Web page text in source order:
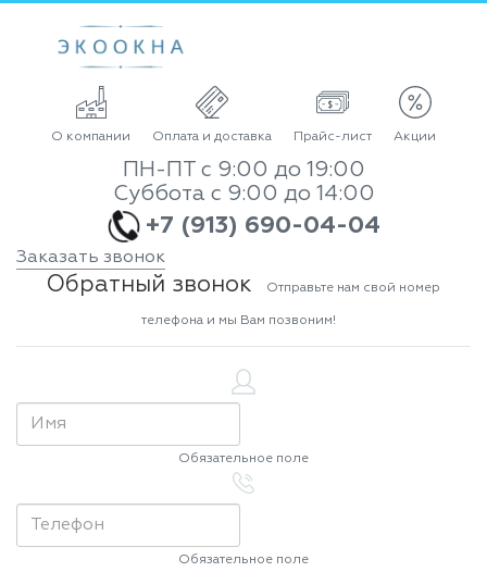
О компании Оплата и доставка Прайс-лист Акции
ПН-ПТ с 9:00 до 19:00
Суббота с 9:00 до 14:00
+7 (913) 690-04-04
Заказать звонок
Обратный звонок Отправьте нам свой номер
телефона и мы Вам позвоним!
Обязательное поле
Обязательное поле